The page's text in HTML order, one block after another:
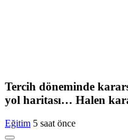
Tercih döneminde
yol haritası… Halen
Eğitim 5 saat önce